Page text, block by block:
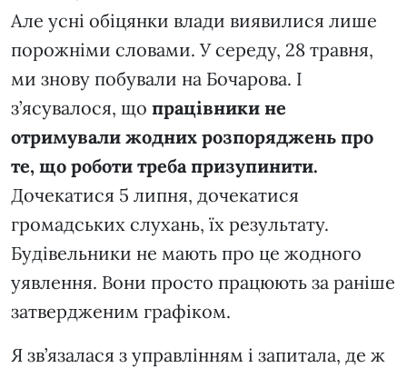
Але усні обіцянки влади виявилися лише
порожніми словами. У середу, 28 травня,
ми знову побували на Бочарова. І
з’ясувалося, що працівники не
отримували жодних розпоряджень про
те, що роботи треба призупинити.
Дочекатися 5 липня, дочекатися
громадських слухань, їх результату.
Будівельники не мають про це жодного
уявлення. Вони просто працюють за раніше
затвердженим графіком.
Я зв’язалася з управлінням і запитала, де ж